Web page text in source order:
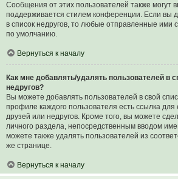
Сообщения от этих пользователей также могут
поддерживается стилем конференции. Если вы
в список недругов, то любые отправленные ими
по умолчанию.
Вернуться к началу
Как мне добавлять/удалять пользователей в
недругов?
Вы можете добавлять пользователей в свой
профиле каждого пользователя есть ссылка для
друзей или недругов. Кроме того, вы можете
личного раздела, непосредственным вводом
можете также удалять пользователей из
же странице.
Вернуться к началу